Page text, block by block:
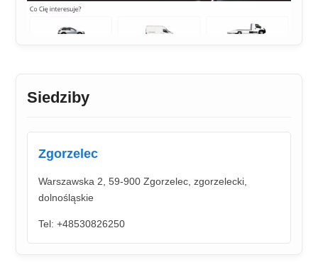
Siedziby
Zgorzelec
Warszawska 2, 59-900 Zgorzelec, zgorzelecki,
dolnośląskie
Tel: +48530826250